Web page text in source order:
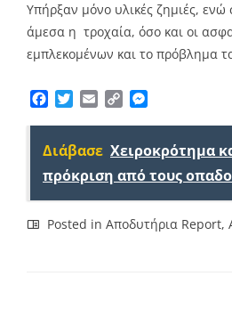
Υπήρξαν μόνο υλικές ζημιές, ενώ
άμεσα η τροχαία, όσο και οι
εμπλεκομένων και το πρόβλημα
Facebook
TwitterEmailCopy
Διάβασε Χειροκρότημα
πρόκριση από τους
Posted in Αποδυτήρια Report,